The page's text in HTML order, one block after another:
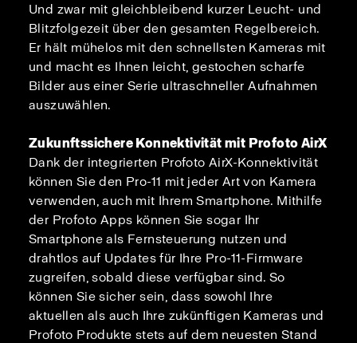
Und zwar mit gleichbleibend kurzer Leucht- und
Blitzfolgezeit über den gesamten Regelbereich.
Er hält mühelos mit den schnellsten Kameras mit
und macht es Ihnen leicht, gestochen scharfe
Bilder aus einer Serie ultraschneller Aufnahmen
auszuwählen.
Zukunftssichere Konnektivität mit Profoto AirX
Dank der integrierten Profoto AirX-Konnektivität
können Sie den Pro-11 mit jeder Art von Kamera
verwenden, auch mit Ihrem Smartphone. Mithilfe
der Profoto Apps können Sie sogar Ihr
Smartphone als Fernsteuerung nutzen und
drahtlos auf Updates für Ihre Pro-11-Firmware
zugreifen, sobald diese verfügbar sind. So
können Sie sicher sein, dass sowohl Ihre
aktuellen als auch Ihre zukünftigen Kameras und
Profoto Produkte stets auf dem neuesten Stand